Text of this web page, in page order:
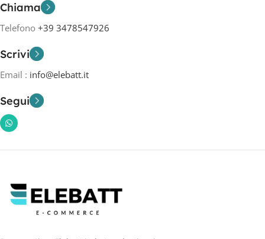
Chiama
Telefono +39 3478547926
Scrivi
Email : info@elebatt.it
Segui